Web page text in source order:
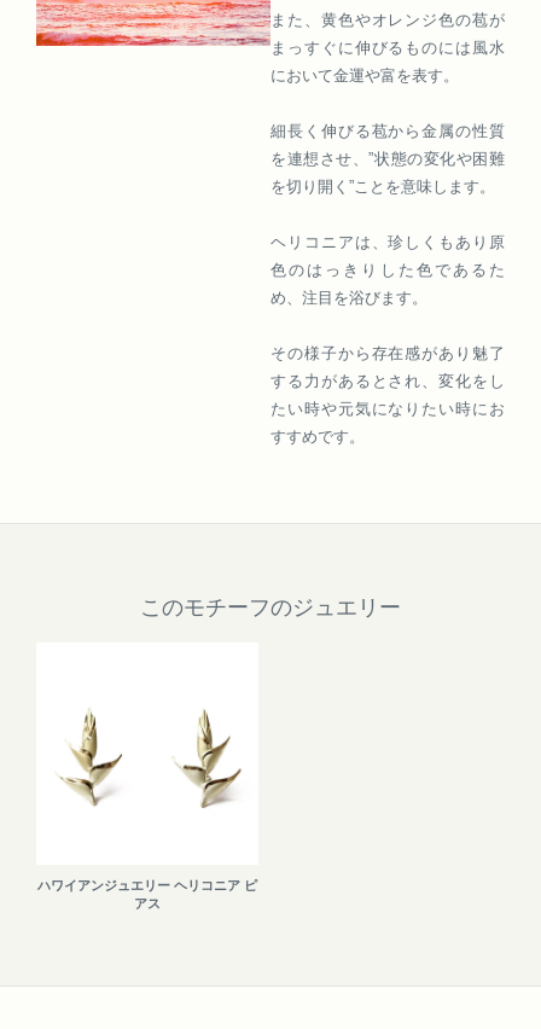
また、黄色やオレンジ色の苞が
まっすぐに伸びるものには風水
において金運や富を表す。
細長く伸びる苞から金属の性質
を連想させ、”状態の変化や困難
を切り開く”ことを意味します。
ヘリコニアは、珍しくもあり原
色のはっきりした色であるた
め、注目を浴びます。
その様子から存在感があり魅了
する力があるとされ、変化をし
たい時や元気になりたい時にお
すすめです。
このモチーフのジュエリー
ハワイアンジュエリー ヘリコニア ピ
アス